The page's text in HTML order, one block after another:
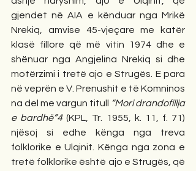
gjendet në AIA e kënduar nga Mrikë
Nrekiq, amvise 45-vjeçare me katër
klasë fillore që më vitin 1974 dhe e
shënuar nga Angjelina Nrekiq si dhe
motërzimi i tretë ajo e Strugës. E para
në veprën e V. Prenushit e të Komninos
na del me vargun titull
“Mori drandofillja
e bardhë”4 (KPL, Tr. 1955, k. 11, f. 71)
njësoj si edhe kënga nga treva
folklorike e Ulqinit. Kënga nga zona e
tretë folklorike është ajo e Strugës, që